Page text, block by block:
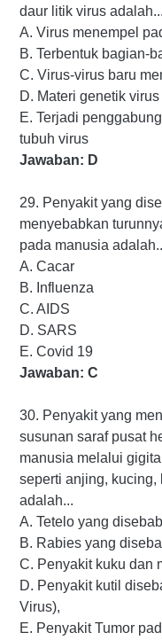
daur litik virus adalah...
A. Virus menempel
B. Terbentuk bagian-
C. Virus-virus baru
D. Materi genetik
E. Terjadi
tubuh virus
Jawaban: D
29. Penyakit yang
menyebabkan
pada manusia
A. Cacar
B. Influenza
C. AIDS
D. SARS
E. Covid 19
Jawaban: C
30. Penyakit yang
susunan saraf pusat
manusia melalui
seperti anjing, kucing,
adalah...
A. Tetelo yang
B. Rabies yang
C. Penyakit kuku dan
D. Penyakit kutil
Virus),
E. Penyakit Tumor